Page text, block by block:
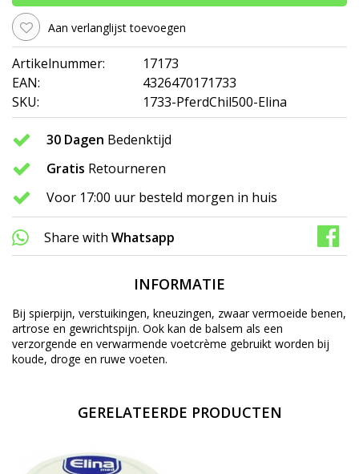
Aan verlanglijst toevoegen
Artikelnummer:
17173
EAN:
4326470171733
SKU:
1733-PferdChil500-Elina
30 Dagen Bedenktijd
Gratis Retourneren
Voor 17:00 uur besteld morgen in huis
Share with Whatsapp
INFORMATIE
Bij spierpijn, verstuikingen, kneuzingen, zwaar vermoeide benen,
artrose en gewrichtspijn. Ook kan de balsem als een
verzorgende en verwarmende voetcrème gebruikt worden bij
koude, droge en ruwe voeten.
GERELATEERDE PRODUCTEN